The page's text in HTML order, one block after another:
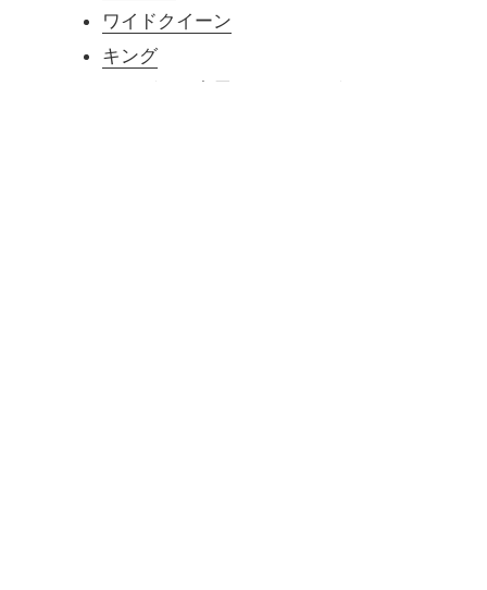
ワイドクイーン
キング
シングル２台用ワイドキング